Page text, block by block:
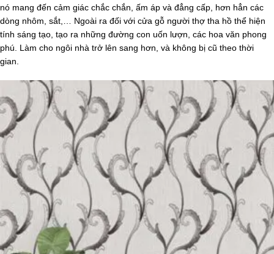
nó mang đến cảm giác chắc chắn, ấm áp và đẳng cấp, hơn hẳn các
dòng nhôm, sắt,… Ngoài ra đối với cửa gỗ người thợ tha hồ thể hiện
tính sáng tạo, tạo ra những đường con uốn lượn, các hoa văn phong
phú. Làm cho ngôi nhà trở lên sang hơn, và không bị cũ theo thời
gian.